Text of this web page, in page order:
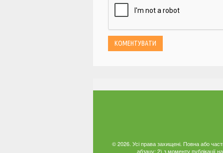
© 2026. Усі права захищені. Повна або
абзацу; 2) з моменту публікації